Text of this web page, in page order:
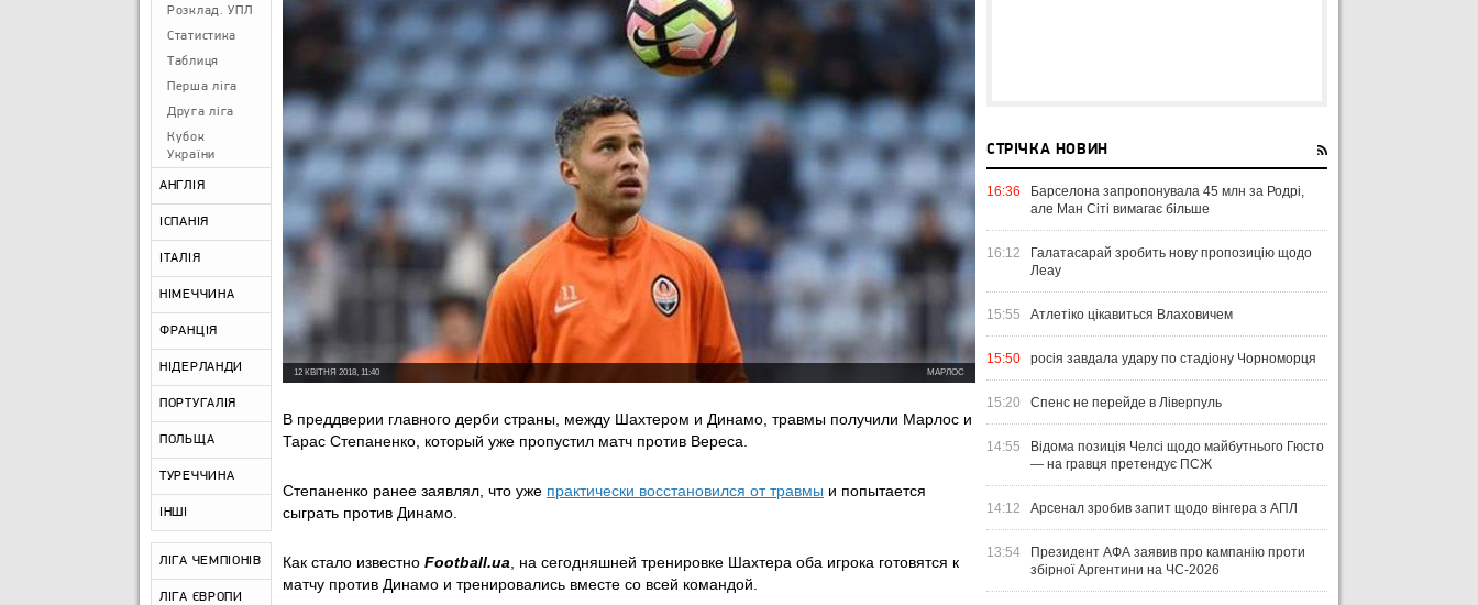
Розклад. УПЛ
Статистика
Таблиця
Перша ліга
Друга ліга
Кубок
України
АНГЛІЯ
ІСПАНІЯ
ІТАЛІЯ
НІМЕЧЧИНА
ФРАНЦІЯ
НІДЕРЛАНДИ
ПОРТУГАЛІЯ
ПОЛЬЩА
ТУРЕЧЧИНА
ІНШІ
ЛІГА ЧЕМПІОНІВ
ЛІГА ЄВРОПИ
МАРЛОС
12 КВІТНЯ 2018, 11:40
В преддверии главного дерби страны, между Шахтером и Динамо, травмы получили Марлос и
Тарас Степаненко, который уже пропустил матч против Вереса.
Степаненко ранее заявлял, что уже практически восстановился от травмы и попытается
сыграть против Динамо.
Как стало известно Football.ua , на сегодняшней тренировке Шахтера оба игрока готовятся к
матчу против Динамо и тренировались вместе со всей командой.
СТРІЧКА НОВИН
16:36
Барселона запропонувала 45 млн за Родрі,
але Ман Сіті вимагає більше
16:12
Галатасарай зробить нову пропозицію щодо
Леау
15:55 Атлетіко цікавиться Влаховичем
15:50 росія завдала удару по стадіону Чорноморця
15:20 Спенс не перейде в Ліверпуль
14:55
Відома позиція Челсі щодо майбутнього Гюсто
— на гравця претендує ПСЖ
14:12 Арсенал зробив запит щодо вінгера з АПЛ
13:54
Президент АФА заявив про кампанію проти
збірної Аргентини на ЧС-2026